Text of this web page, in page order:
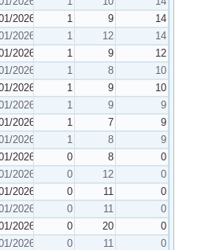
2026 1 9
14
2026 1 12
14
2026 1 9
12
2026 1 8
10
2026 1 9
10
2026 1 9
9
2026 1 7
9
2026 1 8
9
2026 0 8
0
2026 0 12
0
2026 0 11
0
2026 0 11
0
2026 0 20
0
2026 0 11
0